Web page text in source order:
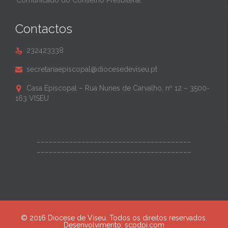
Contactos
 232423338
 secretariaepiscopal@diocesedeviseu.pt

Casa Episcopal – Rua Nunes de Carvalho, nº 12 – 3500-
163 VISEU
© 2016 Diocese de Viseu. Todos os direitos reservados.
Desenvolvimento: scpdpi.com